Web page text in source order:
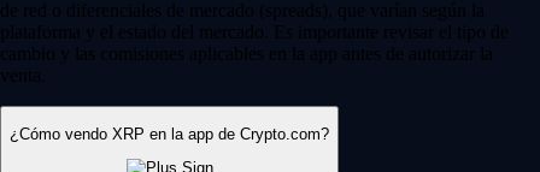
de red o diferenciales de mercado (spreads), que varían según la
plataforma y el estado del mercado. Es importante revisar el tipo de
cambio y las comisiones aplicables en la app antes de autorizar la
venta.
¿Cómo vendo XRP en la app de Crypto.com?